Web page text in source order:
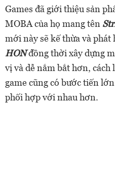
Games đã giới thiệu sản
MOBA của họ mang tên
mới này sẽ kế thừa và phát
HONđồng thời xây dựng
vị và dễ nắm bắt hơn,
game cũng có bước tiến
phối hợp với nhau hơn.